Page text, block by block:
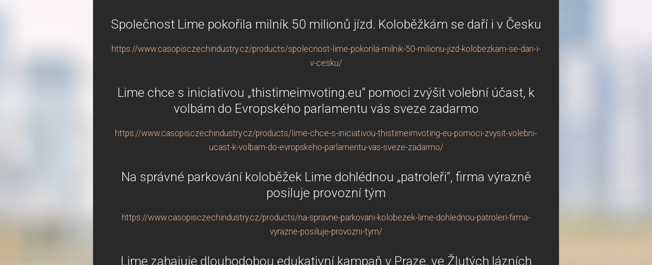
Společnost Lime pokořila milník 50 milionů jízd. Koloběžkám se daří i v Česku
https://www.casopisczechindustry.cz/products/spolecnost-lime-pokorila-milnik-50-milionu-jizd-kolobezkam-se-dari-i-
v-cesku/
Lime chce s iniciativou „thistimeimvoting.eu“ pomoci zvýšit volební účast, k
volbám do Evropského parlamentu vás sveze zadarmo
https://www.casopisczechindustry.cz/products/lime-chce-s-iniciativou-thistimeimvoting-eu-pomoci-zvysit-volebni-
ucast-k-volbam-do-evropskeho-parlamentu-vas-sveze-zadarmo/
Na správné parkování koloběžek Lime dohlédnou „patroleři“, firma výrazně
posiluje provozní tým
https://www.casopisczechindustry.cz/products/na-spravne-parkovani-kolobezek-lime-dohlednou-patroleri-firma-
vyrazne-posiluje-provozni-tym/
Lime zahajuje dlouhodobou edukativní kampaň v Praze, ve Žlutých lázních